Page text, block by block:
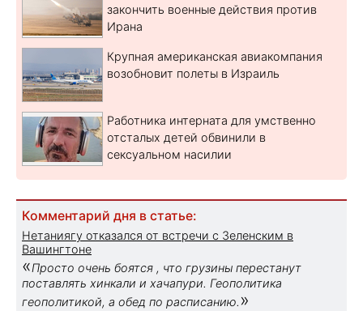
закончить военные действия против
Ирана
Крупная американская авиакомпания
возобновит полеты в Израиль
Работника интерната для умственно
отсталых детей обвинили в
сексуальном насилии
Комментарий дня в статье:
Нетаниягу отказался от встречи с Зеленским в
Вашингтоне
«Просто очень боятся , что грузины перестанут
поставлять хинкали и хачапури. Геополитика
геополитикой, а обед по расписанию. »